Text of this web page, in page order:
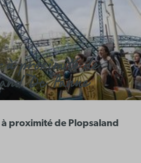
à proximité de
De Panne
proximité de Plopsaland